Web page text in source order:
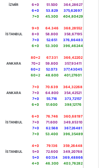
İZMİR
6+0
6+0
7+0
51.500
53.829
45.300
364,28627
375,62697
404,80429
İSTANBUL
9+0
8+0
7+0
6+0
64.346
58.800
52.651
53.300
368,28552
358,67195
376,86483
396,46244
ANKARA
80+2
70+2
60+2
60+2
67.331
59.800
52.073
48.600
366,42202
357,93411
377,43045
401,27601
ANKARA
7+0
7+0
7+0
6+0
70.639
64.800
55.716
51.600
364,32268
354,42521
373,72157
398,12176
İSTANBUL
6+0
7+0
7+0
7+0
76.746
71.600
62.568
53.400
360,68197
349,85310
367,26481
396,35489
İSTANBUL
4+0
5+0
5+0
4+0
79.136
72.600
60.134
46.300
359,26448
349,20768
369,48866
403,76282